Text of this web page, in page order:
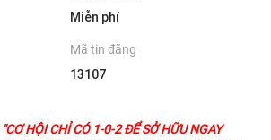
Miễn phí
Mã tin đăng
13107
"CƠ HỘI CHỈ CÓ 1-0-2 ĐỂ SỞ HỮU NGAY